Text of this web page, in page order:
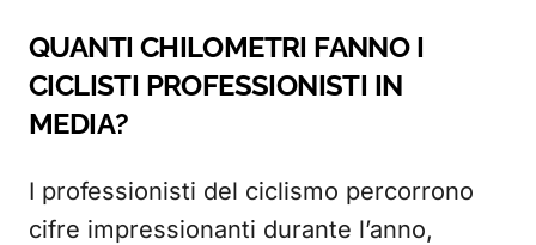
QUANTI CHILOMETRI FANNO I
CICLISTI PROFESSIONISTI IN
MEDIA?
I professionisti del ciclismo percorrono
cifre impressionanti durante l’anno,